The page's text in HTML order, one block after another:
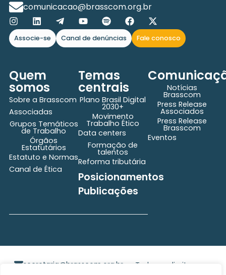
comunicacao@brasscom.org.br
Associe-se Canal de denúncias Fale conosco
Quem
somos
Sobre a Brasscom
Associadas
Grupos Temáticos
de Trabalho
Órgãos
Estatutários
Estatuto e Normas
Canal de Ética
Temas
centrais
Plano Brasil Digital
2030+
Movimento
Trabalho Ético
Data centers
Formação de
talentos
Reforma tributária
Posicionamentos
Publicações
Notícias
Brasscom
Press Release
Associados
Press Release
Brasscom
Eventos
Todos os direitos
secretaria@brasscom.org.br
Estatuto